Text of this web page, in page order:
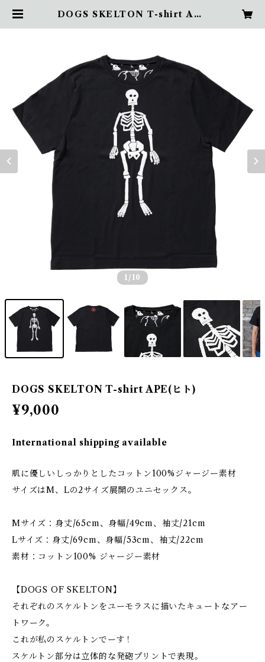
DOGS SKELTON T-shirt APE
1 /10
DOGS SKELTON T-shirt APE(ヒト)
¥9,000
International shipping available
肌に優しいしっかりとしたコットン100%ジャージー素材
サイズはM、Lの2サイズ展開のユニセックス。
Mサイズ：身丈/65cm、身幅/49cm、袖丈/21cm
Lサイズ：身丈/69cm、身幅/53cm、袖丈/22cm
素材：コットン100% ジャージー素材
【DOGS OF SKELTON】
それぞれのスケルトンをユーモラスに描いたキュートなアー
トワーク。
これが私のスケルトンでーす！
スケルトン部分は立体的な発砲プリントで表現。